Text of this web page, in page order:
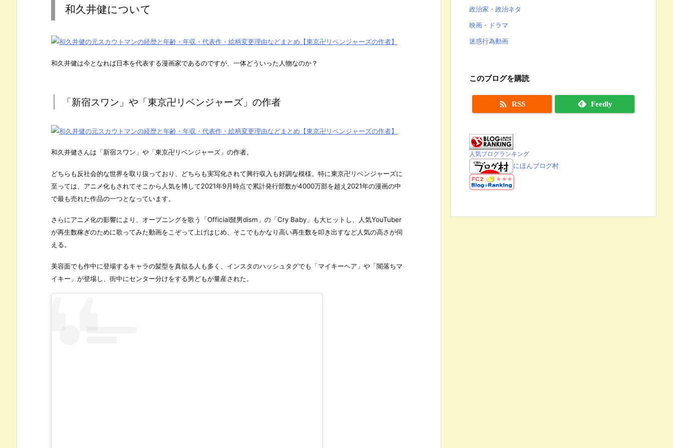
和久井健について
和久井健は今となれば日本を代表する漫画家であるのですが、一体どういった人物なのか？
「新宿スワン」や「東京卍リベンジャーズ」の作者
和久井健さんは「新宿スワン」や「東京卍リベンジャーズ」の作者。
どちらも反社会的な世界を取り扱っており、どちらも実写化されて興行収入も好調な模様。特に東京卍リベンジャーズに
至っては、アニメ化もされてそこから人気を博して2021年9月時点で累計発行部数が4000万部を超え2021年の漫画の中
で最も売れた作品の一つとなっています。
さらにアニメ化の影響により、オープニングを歌う「Official髭男dism」の「Cry Baby」も大ヒットし、人気YouTuber
が再生数稼ぎのために歌ってみた動画をこぞって上げはじめ、そこでもかなり高い再生数を叩き出すなど人気の高さが伺
える。
美容面でも作中に登場するキャラの髪型を真似る人も多く、インスタのハッシュタグでも「マイキーヘア」や「闇落ちマ
イキー」が登場し、街中にセンター分けをする男どもが量産された。
政治家・政治ネタ
映画・ドラマ
迷惑行為動画
このブログを購読
 RSS Feedly
人気ブログランキング
にほんブログ村